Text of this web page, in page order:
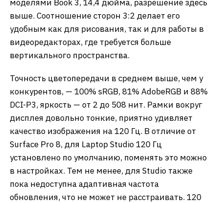
моделями Book 3, 14,4 дюйма, разрешение здесь
выше. Соотношение сторон 3:2 делает его
удобным как для рисования, так и для работы в
видеоредакторах, где требуется больше
вертикального пространства.
Точность цветопередачи в среднем выше, чем у
конкурентов, — 100% sRGB, 81% AdobeRGB и 88%
DCI-P3, яркость — от 2 до 508 нит. Рамки вокруг
дисплея довольно тонкие, приятно удивляет
качество изображения на 120 Гц. В отличие от
Surface Pro 8, для Laptop Studio 120 Гц
установлено по умолчанию, поменять это можно
в настройках. Тем не менее, для Studio также
пока недоступна адаптивная частота
обновления, что не может не расстраивать. 120